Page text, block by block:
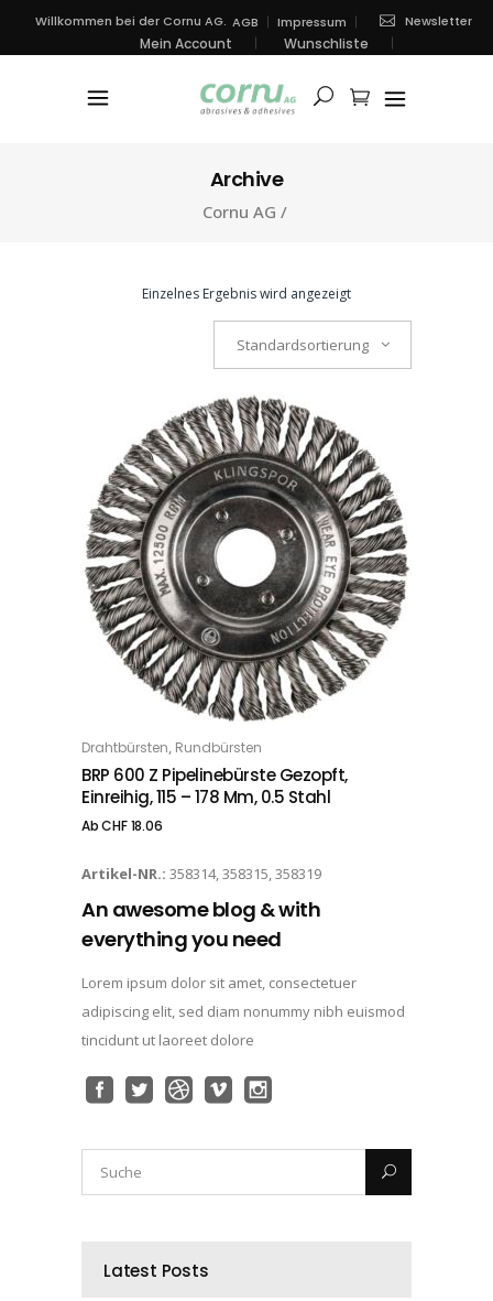
Willkommen bei der Cornu AG. AGB Impressum Newsletter
Mein Account Wunschliste
Archive
Cornu AG /
Einzelnes Ergebnis wird angezeigt
Standardsortierung
OPTIONS
Drahtbürsten, Rundbürsten
BRP 600 Z Pipelinebürste Gezopft,
Einreihig, 115 – 178 Mm, 0.5 Stahl
AbCHF18.06
Artikel-NR.: 358314, 358315, 358319
An awesome blog & with
everything you need
Lorem ipsum dolor sit amet, consectetuer
adipiscing elit, sed diam nonummy nibh euismod
tincidunt ut laoreet dolore
Latest Posts